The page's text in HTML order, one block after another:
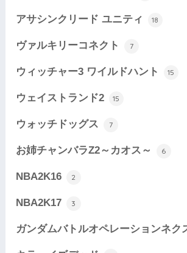
アサシンクリード ユニティ 18
ヴァルキリーコネクト 7
ウィッチャー3 ワイルドハント 15
ウェイストランド2 15
ウォッチドッグス 7
お姉チャンバラZ2～カオス～ 6
NBA2K16 2
NBA2K17 3
ガンダムバトルオペレーションネク